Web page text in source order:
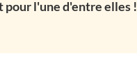
pour l'une d'entre elles !